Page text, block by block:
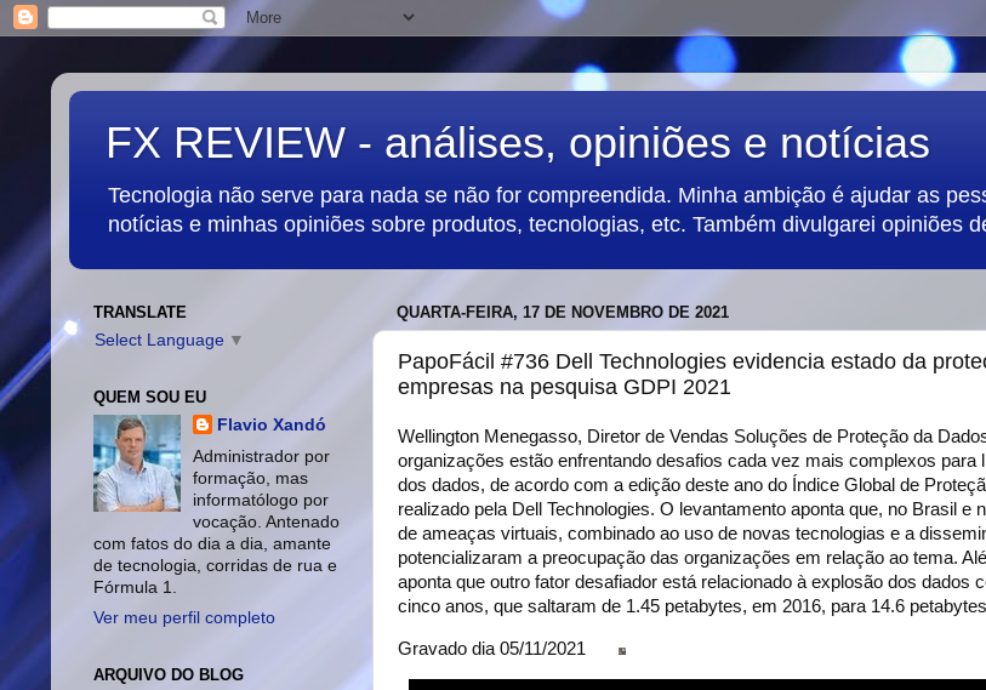
FX REVIEW - análises, opiniões e notícias
Tecnologia não serve para nada se não for compreendida. Minha ambição é ajudar as
notícias e minhas opiniões sobre produtos, tecnologias, etc. Também divulgarei opiniões
QUARTA-FEIRA, 17 DE NOVEMBRO DE 2021
PapoFácil #736 Dell Technologies evidencia estado da
empresas na pesquisa GDPI 2021
Wellington Menegasso, Diretor de Vendas Soluções de Proteção da
organizações estão enfrentando desafios cada vez mais complexos para
dos dados, de acordo com a edição deste ano do Índice Global de
realizado pela Dell Technologies. O levantamento aponta que, no Brasil e
de ameaças virtuais, combinado ao uso de novas tecnologias e a
potencializaram a preocupação das organizações em relação ao tema.
aponta que outro fator desafiador está relacionado à explosão dos dados
cinco anos, que saltaram de 1.45 petabytes, em 2016, para 14.6
Gravado dia 05/11/2021
TRANSLATE
Select Language ▼
QUEM SOU EU
Flavio Xandó
Administrador por
formação, mas
informatólogo por
vocação. Antenado
com fatos do dia a dia, amante
de tecnologia, corridas de rua e
Fórmula 1.
Ver meu perfil completo
ARQUIVO DO BLOG